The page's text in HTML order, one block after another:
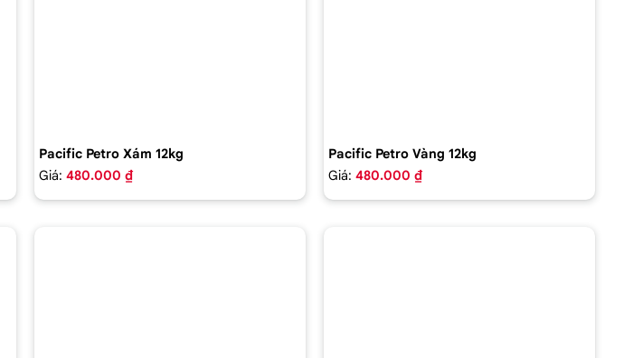
Pacific Petro Xám 12kg
Giá: 480.000 ₫
Pacific Petro Vàng 12kg
Giá: 480.000 ₫